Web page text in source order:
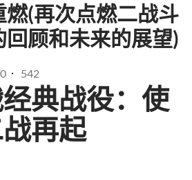
燃(再次点燃二战斗
顾和未来的展望)
542
典战役：使
再起